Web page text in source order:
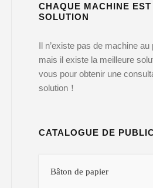
CHAQUE MACHINE EST
SOLUTION
Il n’existe pas de machine
mais il existe la meilleure
vous pour obtenir une
solution！
CATALOGUE DE
Bâton de papier